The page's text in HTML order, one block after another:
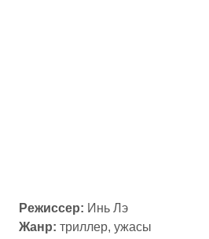
Режиссер: Инь Лэ
Жанр: триллер, ужасы